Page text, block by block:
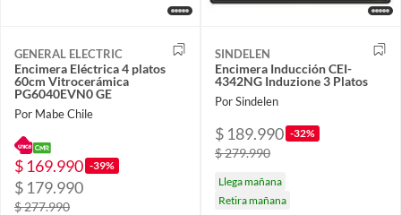
GENERAL ELECTRIC
Encimera Eléctrica 4 platos
60cm Vitrocerámica
PG6040EVN0 GE
Por Mabe Chile
$ 169.990 -39%
$ 179.990
$ 277.990
SINDELEN
Encimera Inducción CEI-
4342NG Induzione 3 Platos
Por Sindelen
$ 189.990 -32%
$ 279.990
Llega mañana
Retira mañana